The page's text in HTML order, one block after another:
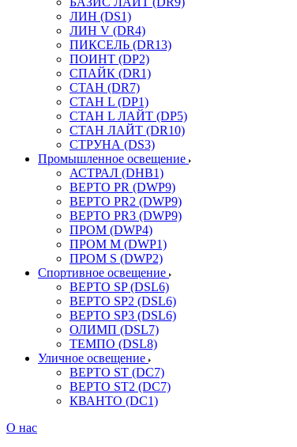
ЛИН (DS1)
ЛИН V (DR4)
ПИКСЕЛЬ (DR13)
ПОИНТ (DP2)
СПАЙК (DR1)
СТАН (DR7)
СТАН L (DP1)
СТАН L ЛАЙТ (DP5)
СТАН ЛАЙТ (DR10)
СТРУНА (DS3)
Промышленное освещение
АСТРАЛ (DHB1)
ВЕРТО PR (DWP9)
ВЕРТО PR2 (DWP9)
ВЕРТО PR3 (DWP9)
ПРОМ (DWP4)
ПРОМ M (DWP1)
ПРОМ S (DWP2)
Спортивное освещение
ВЕРТО SP (DSL6)
ВЕРТО SP2 (DSL6)
ВЕРТО SP3 (DSL6)
ОЛИМП (DSL7)
ТЕМПО (DSL8)
Уличное освещение
ВЕРТО ST (DC7)
ВЕРТО ST2 (DC7)
КВАНТО (DC1)
О нас